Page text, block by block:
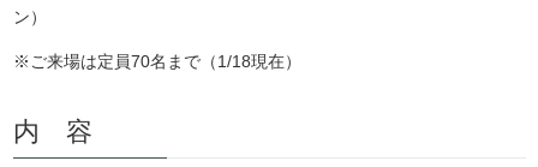
ン）
※ご来場は定員70名まで（1/18現在）
内 容